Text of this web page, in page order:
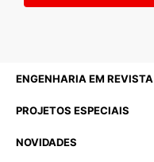
ENGENHARIA EM REVISTA
PROJETOS ESPECIAIS
NOVIDADES